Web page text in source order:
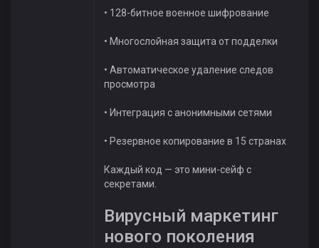
• 128-битное военное шифрование
• Многослойная защита от подделки
• Автоматическое удаление следов
просмотра
• Интеграция с анонимными сетями
• Резервное копирование в 15 странах
Каждый код — это мини-сейф с
секретами.
Вирусный маркетинг
нового поколения